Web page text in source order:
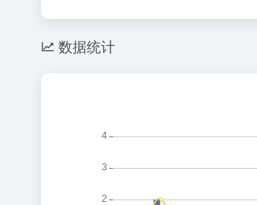
数据统计